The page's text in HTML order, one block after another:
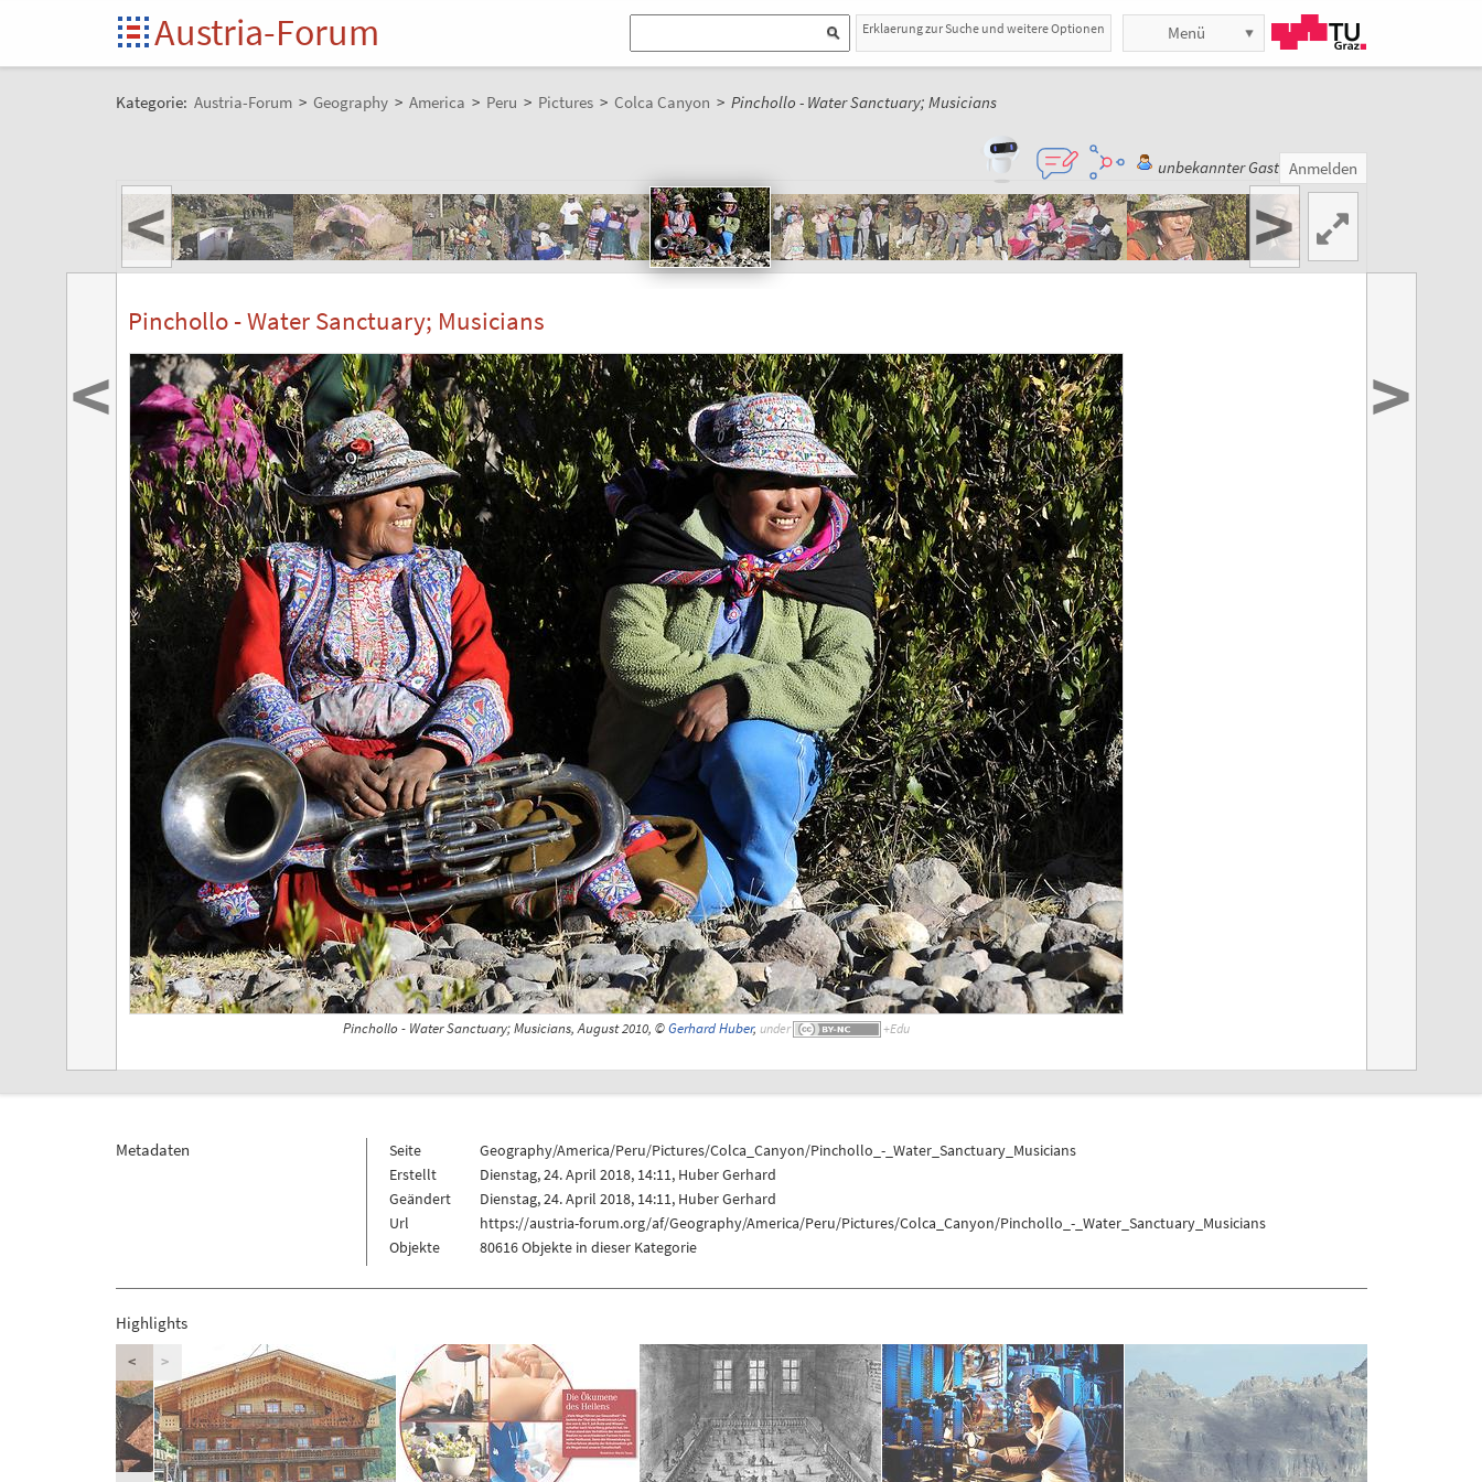
Austria-Forum Erklaerung zur Suche und weitere Optionen Menü
Kategorie: Austria-Forum > Geography > America > Peru > Pictures > Colca Canyon > Pinchollo - Water Sanctuary; Musicians
unbekannter Gast Anmelden
< >
Pinchollo - Water Sanctuary; Musicians
Pinchollo - Water Sanctuary; Musicians, August 2010, ©Gerhard Huber, under
< >
Metadaten Seite
Geography/America/Peru/Pictures/Colca_Canyon/Pinchollo_-_Water_Sanctuary_Musicians
Erstellt
Dienstag, 24. April 2018, 14:11, Huber Gerhard
Geändert
Dienstag, 24. April 2018, 14:11, Huber Gerhard
Url
https://austria-forum.org/af/Geography/America/Peru/Pictures/Colca_Canyon/Pinchollo_-_Water_Sanctuary_Musicians
Objekte
80616 Objekte in dieser Kategorie
Highlights
< >